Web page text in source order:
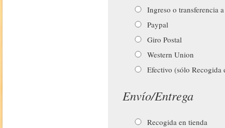
Ingreso o transferencia
Paypal
Giro Postal
Western Union
Efectivo (sólo Recogida
Envío/Entrega
Recogida en tienda